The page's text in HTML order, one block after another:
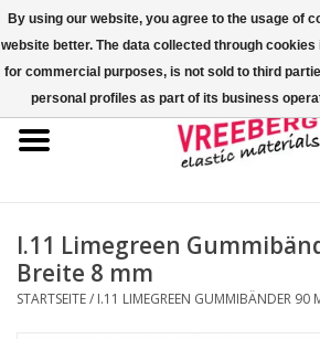
Startseite
Bunte Gummibänder
Gummispannseile
I.11 Limegreen
Breite 8 mm
STARTSEITE/ I.11 LIMEGREEN GUMMIBÄNDER 90
By using our website, you agree to the usage of
website better. The data collected through cookies
for commercial purposes, is not sold to third
personal profiles as part of its business